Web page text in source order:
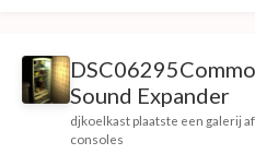
Sound Expander
djkoelkast plaatste een galerij
consoles